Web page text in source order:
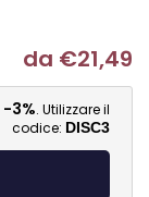
da €21,49
-3%. Utilizzare il
codice: DISC3